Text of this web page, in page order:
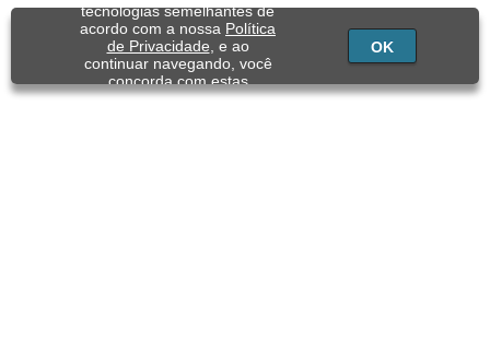
tecnologias semelhantes de
acordo com a nossa Política
de Privacidade , e ao
continuar navegando, você
concorda com estas
condições.
OK